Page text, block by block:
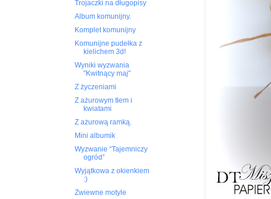
Trojaczki na długopisy
Album komunijny.
Komplet komunijny
Komunijne pudełka z
kielichem 3d!
Wyniki wyzwania
"Kwitnący maj"
Z życzeniami
Z ażurowym tłem i
kwiatami
Z ażurową ramką.
Mini albumik
Wyzwanie “Tajemniczy
ogród”
Wyjątkowa z okienkiem
:)
Zwiewne motyle